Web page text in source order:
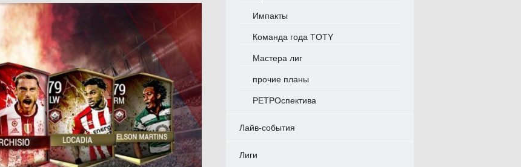
Импакты
Команда года TOTY
Мастера лиг
прочие планы
РЕТРОспектива
Лайв-события
Лиги